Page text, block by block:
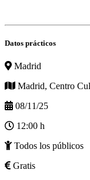
Datos prácticos
Madrid
Madrid, Centro
08/11/25
12:00 h
Todos los públicos
Gratis